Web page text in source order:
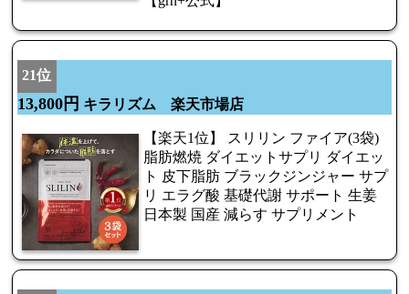
21位
13,800円 キラリズム 楽天市場店
【楽天1位】 スリリン ファイア(3袋)
脂肪燃焼 ダイエットサプリ ダイエッ
ト 皮下脂肪 ブラックジンジャー サプ
リ エラグ酸 基礎代謝 サポート 生姜
日本製 国産 減らす サプリメント